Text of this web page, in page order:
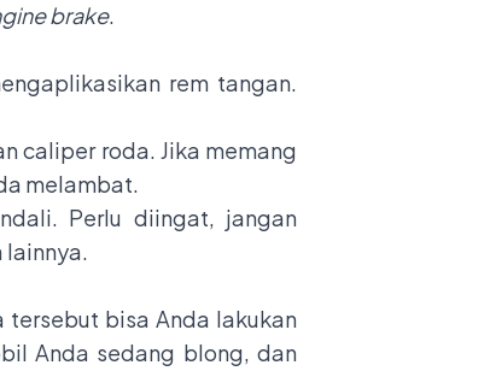
brake.
rem tangan.
caliper roda. Jika memang
melambat.
Perlu diingat, jangan
lainnya.
tersebut bisa Anda lakukan
Anda sedang blong, dan